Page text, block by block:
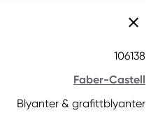
106138
Faber-Castell
Blyanter & grafittblyanter